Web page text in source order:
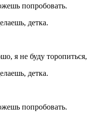
попробовать.
детка.
я не буду торопиться,
детка.
попробовать.